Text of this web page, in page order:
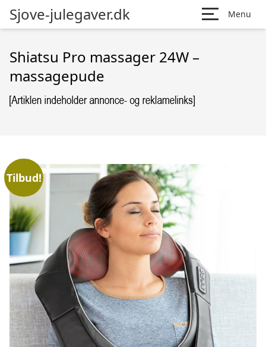
Sjove-julegaver.dk Menu
Shiatsu Pro massager 24W –
massagepude
Tilbud!